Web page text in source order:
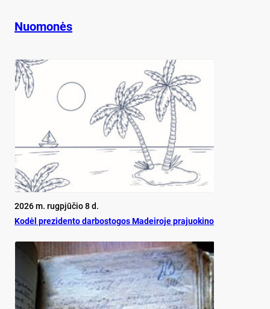
Nuomonės
2026 m. rugpjūčio 8 d.
Ko­dėl pre­zi­den­to dar­bos­to­gos Ma­dei­ro­je pra­juo­ki­no